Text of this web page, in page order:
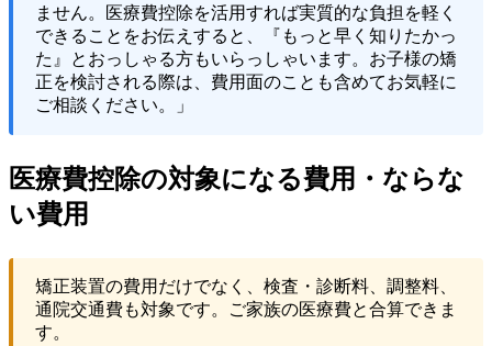
ません。医療費控除を活用すれば実質的な負担を軽く
できることをお伝えすると、『もっと早く知りたかっ
た』とおっしゃる方もいらっしゃいます。お子様の矯
正を検討される際は、費用面のことも含めてお気軽に
ご相談ください。」
医療費控除の対象になる費用・ならな
い費用
矯正装置の費用だけでなく、検査・診断料、調整料、
通院交通費も対象です。ご家族の医療費と合算できま
す。